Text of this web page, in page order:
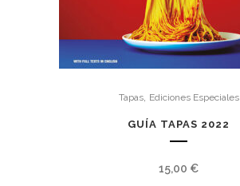
Tapas, Ediciones Especiales
GUÍA TAPAS 2022
15,00 €